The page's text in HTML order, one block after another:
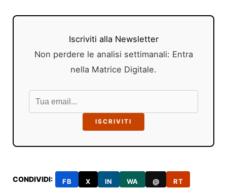
Iscriviti alla Newsletter
Non perdere le analisi settimanali: Entra
nella Matrice Digitale.
ISCRIVITI
CONDIVIDI: FB X IN WA @ RT